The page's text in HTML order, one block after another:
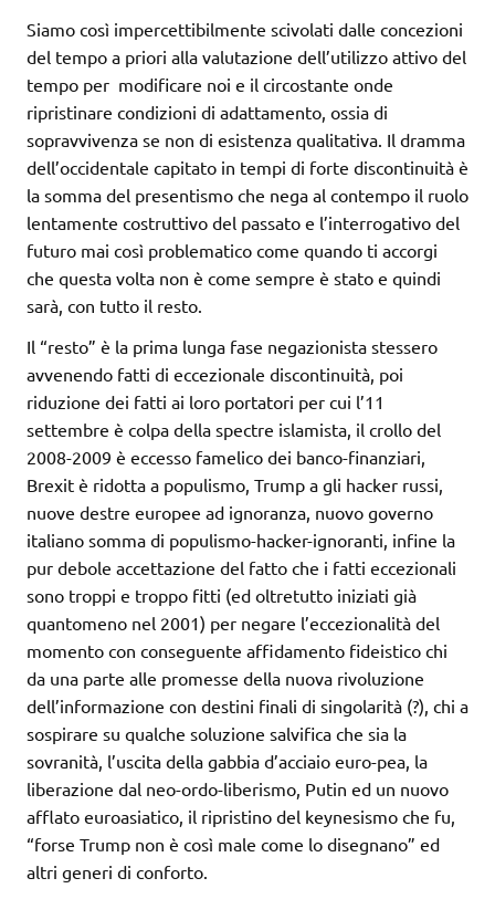
Siamo così impercettibilmente scivolati dalle concezioni
del tempo a priori alla valutazione dell’utilizzo attivo del
tempo per modificare noi e il circostante onde
ripristinare condizioni di adattamento, ossia di
sopravvivenza se non di esistenza qualitativa. Il dramma
dell’occidentale capitato in tempi di forte discontinuità è
la somma del presentismo che nega al contempo il ruolo
lentamente costruttivo del passato e l’interrogativo del
futuro mai così problematico come quando ti accorgi
che questa volta non è come sempre è stato e quindi
sarà, con tutto il resto.
Il “resto” è la prima lunga fase negazionista stessero
avvenendo fatti di eccezionale discontinuità, poi
riduzione dei fatti ai loro portatori per cui l’11
settembre è colpa della spectre islamista, il crollo del
2008-2009 è eccesso famelico dei banco-finanziari,
Brexit è ridotta a populismo, Trump a gli hacker russi,
nuove destre europee ad ignoranza, nuovo governo
italiano somma di populismo-hacker-ignoranti, infine la
pur debole accettazione del fatto che i fatti eccezionali
sono troppi e troppo fitti (ed oltretutto iniziati già
quantomeno nel 2001) per negare l’eccezionalità del
momento con conseguente affidamento fideistico chi
da una parte alle promesse della nuova rivoluzione
dell’informazione con destini finali di singolarità (?), chi a
sospirare su qualche soluzione salvifica che sia la
sovranità, l’uscita della gabbia d’acciaio euro-pea, la
liberazione dal neo-ordo-liberismo, Putin ed un nuovo
afflato euroasiatico, il ripristino del keynesismo che fu,
“forse Trump non è così male come lo disegnano” ed
altri generi di conforto.